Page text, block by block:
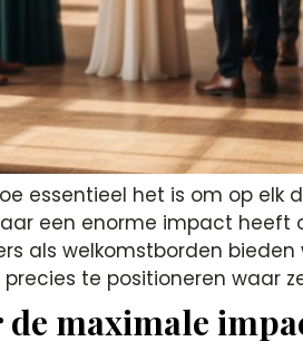
essentieel het is om op
een enorme impact heeft
als welkomstborden
te positioneren waar
maximale